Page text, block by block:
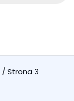
/ Strona 3